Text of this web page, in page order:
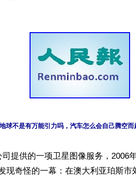
地球不是有万能引力吗，汽车怎么会自己腾空而
提供的一项卫星图像服务，2006
现奇怪的一幕：在澳大利亚珀斯